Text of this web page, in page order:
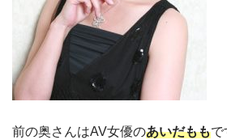
前の奥さんはAV女優のあいだももで